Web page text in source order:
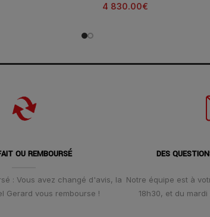
4 830.00€
OU REMBOURSÉ
: Vous avez changé d'avis, la
Gerard vous rembourse !
DES
Notre équipe est à
18h30, et du mardi